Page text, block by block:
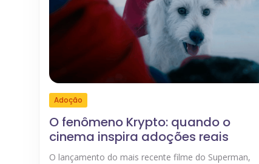
Adoção
O fenômeno Krypto: quando o
cinema inspira adoções reais
O lançamento do mais recente filme do Superman,